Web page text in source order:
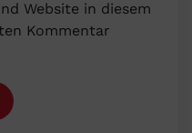
Website in diesem
Kommentar